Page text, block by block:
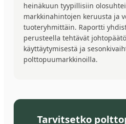
heinäkuun tyypillisiin
markkinahintojen keruusta ja
tuoteryhmittäin. Raportti
perusteella tehtävät
käyttäytymisestä ja
polttopuumarkkinoilla.
Tarvitsetko